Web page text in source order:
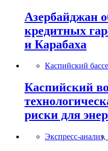
Азербайджан
кредитных
и Карабаха
Каспийский
Каспийский
риски для
Экспресс-анализ,